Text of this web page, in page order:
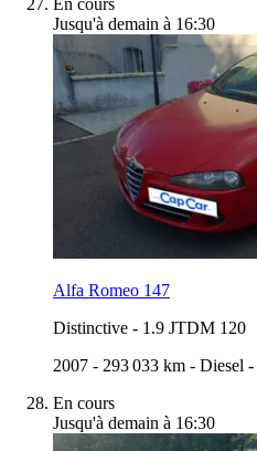
Jusqu'à demain à 16:30
Alfa Romeo 147
Distinctive - 1.9 JTDM 120
2007 - 293 033 km - Diesel -
En cours
Jusqu'à demain à 16:30